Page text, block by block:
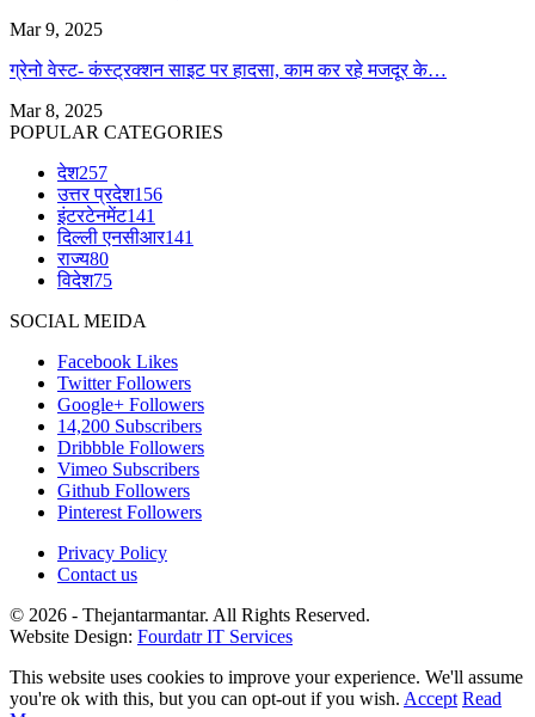
Mar 9, 2025
ग्रेनो वेस्ट- कंस्ट्रक्शन साइट पर हादसा, काम कर रहे मजदूर के…
Mar 8, 2025
POPULAR CATEGORIES
देश257
उत्तर प्रदेश156
इंटरटेनमेंट141
दिल्ली एनसीआर141
राज्य80
विदेश75
SOCIAL MEIDA
Facebook Likes
Twitter Followers
Google+ Followers
14,200 Subscribers
Dribbble Followers
Vimeo Subscribers
Github Followers
Pinterest Followers
Privacy Policy
Contact us
© 2026 - Thejantarmantar. All Rights Reserved.
Website Design: Fourdatr IT Services
This website uses cookies to improve your experience. We'll assume
you're ok with this, but you can opt-out if you wish. Accept Read